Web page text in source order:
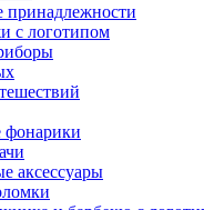
принадлежности
с логотипом
фонарики
аксессуары